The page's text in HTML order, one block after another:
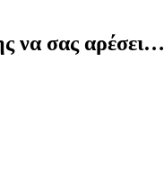
να σας αρέσει…